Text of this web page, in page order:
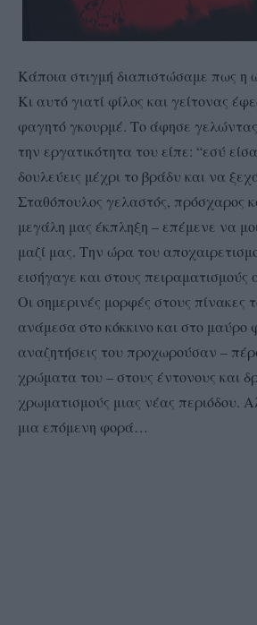
Κάποια στιγμή διαπιστώσαμε πως η
Κι αυτό γιατί φίλος και γείτονας
φαγητό γκουρμέ. Το άφησε
την εργατικότητα του είπε: “εσύ
δουλεύεις μέχρι το βράδυ και να
Σταθόπουλος γελαστός, πρόσχαρος
μεγάλη μας έκπληξη – επέμενε να
μαζί μας. Την ώρα του
εισήγαγε και στους πειραματισμούς
Οι σημερινές μορφές στους πίνακες
ανάμεσα στο κόκκινο και στο μαύρο
αναζητήσεις του προχωρούσαν –
χρώματα του – στους έντονους και
χρωματισμούς μιας νέας περιόδου.
μια επόμενη φορά…